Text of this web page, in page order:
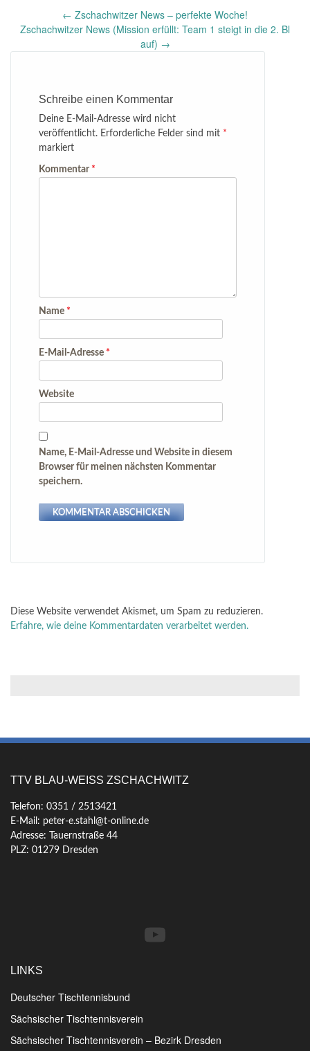
navigation
← Zschachwitzer News – perfekte Woche!
Zschachwitzer News (Mission erfüllt: Team 1 steigt in die 2. Bl
auf) →
Schreibe einen Kommentar
Deine E-Mail-Adresse wird nicht
veröffentlicht. Erforderliche Felder sind mit *
markiert
Kommentar *
Name *
E-Mail-Adresse *
Website
Name, E-Mail-Adresse und Website in diesem
Browser für meinen nächsten Kommentar
speichern.
Diese Website verwendet Akismet, um Spam zu reduzieren.
Erfahre, wie deine Kommentardaten verarbeitet werden.
TTV BLAU-WEISS ZSCHACHWITZ
Telefon: 0351 / 2513421
E-Mail: peter-e.stahl@t-online.de
Adresse: Tauernstraße 44
PLZ: 01279 Dresden
YouTube
LINKS
Deutscher Tischtennisbund
Sächsischer Tischtennisverein
Sächsischer Tischtennisverein – Bezirk Dresden